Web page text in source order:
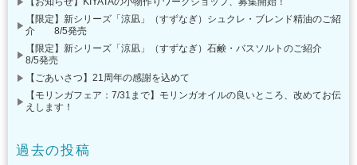
【限定】新シリーズ「涼凪」（すずなぎ）シュクレ・ブレンド精油のご紹
介 8/5発売
【限定】新シリーズ「涼凪」（すずなぎ）石鹸・バスソルトのご紹介
8/5発売
【ごあいさつ】21周年の感謝を込めて
【モリンガフェア：7/31まで】モリンガオイルの良いところ、改めてお伝
えします！
過去の投稿